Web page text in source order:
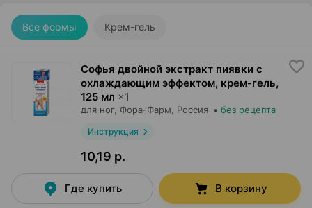
Все формы Крем-гель
Софья двойной экстракт пиявки с
охлаждающим эффектом, крем-гель,
125 мл ×1
для ног, Фора-Фарм , Россия • без рецепта
Инструкция
10,19 р.
Где купить В корзину